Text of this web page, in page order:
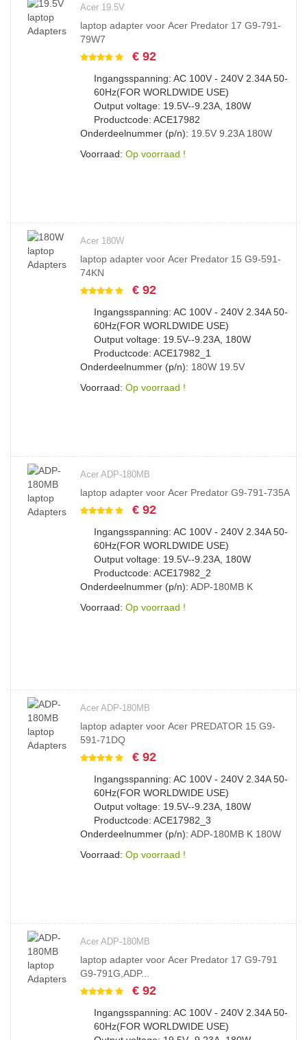
Acer 19.5V
laptop adapter voor Acer Predator 17 G9-791-
79W7
€ 92
Ingangsspanning: AC 100V - 240V 2.34A 50-
60Hz(FOR WORLDWIDE USE)
Output voltage: 19.5V--9.23A, 180W
Productcode: ACE17982
Onderdeelnummer (p/n): 19.5V 9.23A 180W
Voorraad: Op voorraad !
Acer 180W
laptop adapter voor Acer Predator 15 G9-591-
74KN
€ 92
Ingangsspanning: AC 100V - 240V 2.34A 50-
60Hz(FOR WORLDWIDE USE)
Output voltage: 19.5V--9.23A, 180W
Productcode: ACE17982_1
Onderdeelnummer (p/n): 180W 19.5V
Voorraad: Op voorraad !
Acer ADP-180MB
laptop adapter voor Acer Predator G9-791-735A
€ 92
Ingangsspanning: AC 100V - 240V 2.34A 50-
60Hz(FOR WORLDWIDE USE)
Output voltage: 19.5V--9.23A, 180W
Productcode: ACE17982_2
Onderdeelnummer (p/n): ADP-180MB K
Voorraad: Op voorraad !
Acer ADP-180MB
laptop adapter voor Acer PREDATOR 15 G9-
591-71DQ
€ 92
Ingangsspanning: AC 100V - 240V 2.34A 50-
60Hz(FOR WORLDWIDE USE)
Output voltage: 19.5V--9.23A, 180W
Productcode: ACE17982_3
Onderdeelnummer (p/n): ADP-180MB K 180W
Voorraad: Op voorraad !
Acer ADP-180MB
laptop adapter voor Acer Predator 17 G9-791
G9-791G,ADP...
€ 92
Ingangsspanning: AC 100V - 240V 2.34A 50-
60Hz(FOR WORLDWIDE USE)